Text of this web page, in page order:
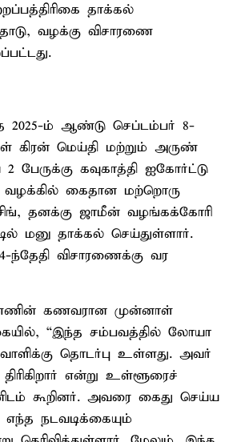
தாக்கல்
வழக்கு விசாரணை
2025-ம் ஆண்டு செப்டம்பர் 8-
கிரன் மெய்தி மற்றும் அருண்
கவுகாத்தி ஐகோர்ட்டு
வழக்கில் கைதான மற்றொரு
தனக்கு ஜாமீன் வழங்கக்கோரி
மனு தாக்கல் செய்துள்ளார்.
ந்தேதி விசாரணைக்கு வர
கணவரான முன்னாள்
“இந்த சம்பவத்தில் லோயா
தொடர்பு உள்ளது. அவர்
திரிகிறார் என்று உள்ளூரைச்
கூறினர். அவரை கைது செய்ய
நடவடிக்கையும்